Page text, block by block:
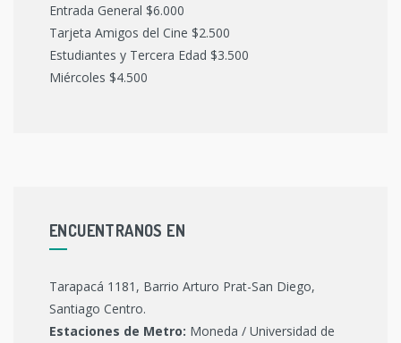
Entrada General $6.000
Tarjeta Amigos del Cine $2.500
Estudiantes y Tercera Edad $3.500
Miércoles $4.500
ENCUENTRANOS EN
Tarapacá 1181, Barrio Arturo Prat-San Diego,
Santiago Centro.
Estaciones de Metro: Moneda / Universidad de